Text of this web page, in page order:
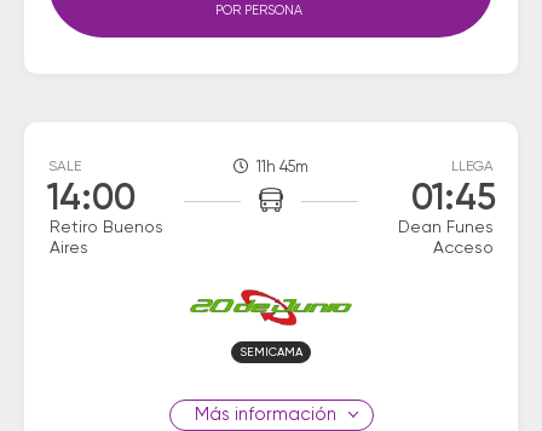
POR PERSONA
SALE
14:00
Retiro Buenos
Aires
11h 45m LLEGA
01:45
Dean Funes
Acceso
SEMICAMA
información